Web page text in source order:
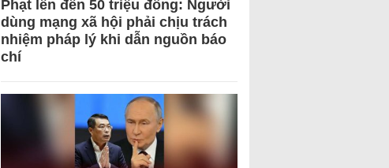
Phạt lên đến 50 triệu đồng: Người
dùng mạng xã hội phải chịu trách
nhiệm pháp lý khi dẫn nguồn báo
chí